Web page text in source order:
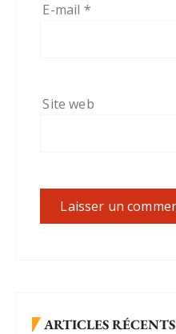
E-mail *
Site web
ARTICLES RÉCENTS